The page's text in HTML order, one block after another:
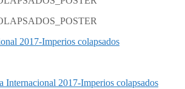
2017-Imperios colapsados
Internacional 2017-Imperios colapsados